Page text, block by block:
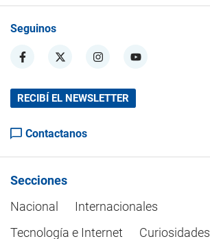
Seguinos
RECIBÍ EL NEWSLETTER
Contactanos
Secciones
Nacional
Internacionales
Tecnología e Internet
Curiosidades